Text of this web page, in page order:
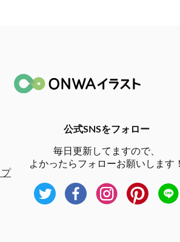
公式SNSをフォロー
毎日更新してますので、
よかったらフォローお願いします！